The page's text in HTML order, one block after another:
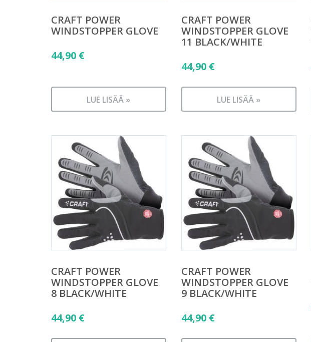
CRAFT POWER
WINDSTOPPER GLOVE
44,90 €
LUE LISÄÄ »
CRAFT POWER
WINDSTOPPER GLOVE
11 BLACK/WHITE
44,90 €
LUE LISÄÄ »
CRAFT POWER
WINDSTOPPER GLOVE
8 BLACK/WHITE
44,90 €
CRAFT POWER
WINDSTOPPER GLOVE
9 BLACK/WHITE
44,90 €